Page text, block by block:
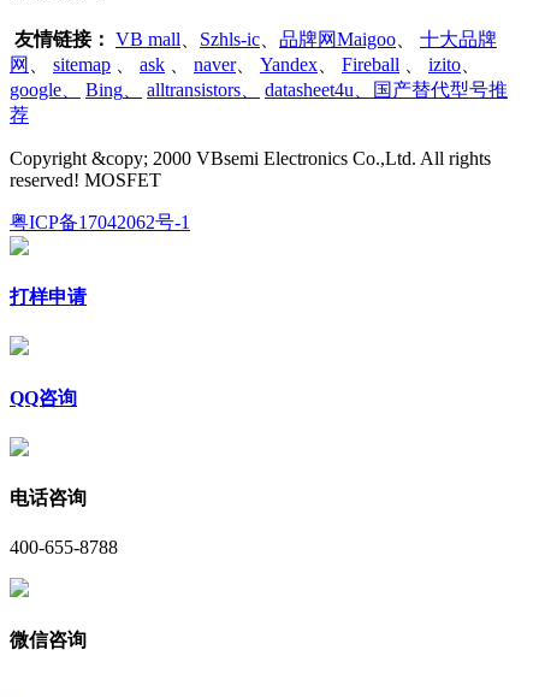
友情链接： VB mall Szhls-ic 品牌网Maigoo
十大品牌
网
sitemap ask naver、 Yandex Fireball izito
google
Bing alltransistors
datasheet4u、国产替代型号推
荐
Copyright &copy; 2000 VBsemi Electronics Co.,Ltd. All rights
reserved! MOSFET
粤ICP备17042062号-1
打样申请
QQ咨询
电话咨询
400-655-8788
微信咨询